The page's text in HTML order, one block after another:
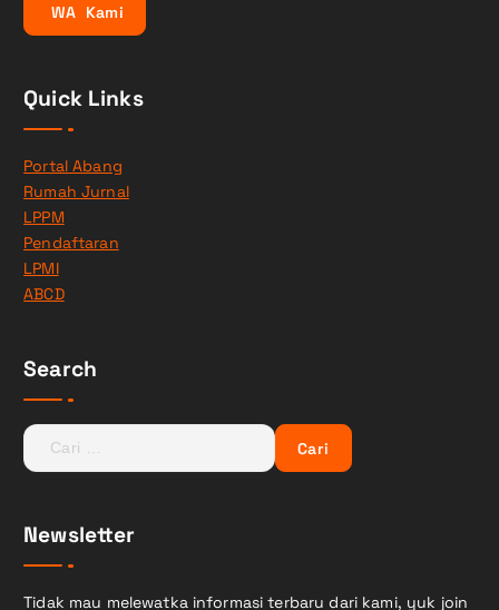
WA Kami
Quick Links
Portal Abang
Rumah Jurnal
LPPM
Pendaftaran
LPMI
ABCD
Search
C
a
u
n
Newsletter
Tidak mau melewatka informasi terbaru dari kami, yuk join